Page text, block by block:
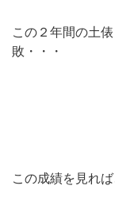
この２年間の土
敗・・・
この成績を見れ